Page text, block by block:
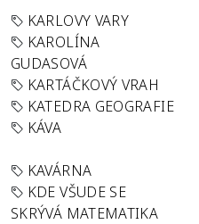
KARLOVY VARY
KAROLÍNA
GUDASOVÁ
KARTÁČKOVÝ VRAH
KATEDRA GEOGRAFIE
KÁVA
KAVÁRNA
KDE VŠUDE SE
SKRÝVÁ MATEMATIKA